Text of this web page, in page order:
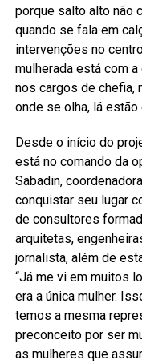
porque salto alto não
quando se fala em
intervenções no
mulherada está com
nos cargos de chefia,
onde se olha, lá estão
Desde o início do
está no comando da
Sabadin,
conquistar seu lugar
de consultores
arquitetas,
jornalista, além de
“Já me vi em muitos
era a única mulher.
temos a mesma
preconceito por ser
as mulheres que